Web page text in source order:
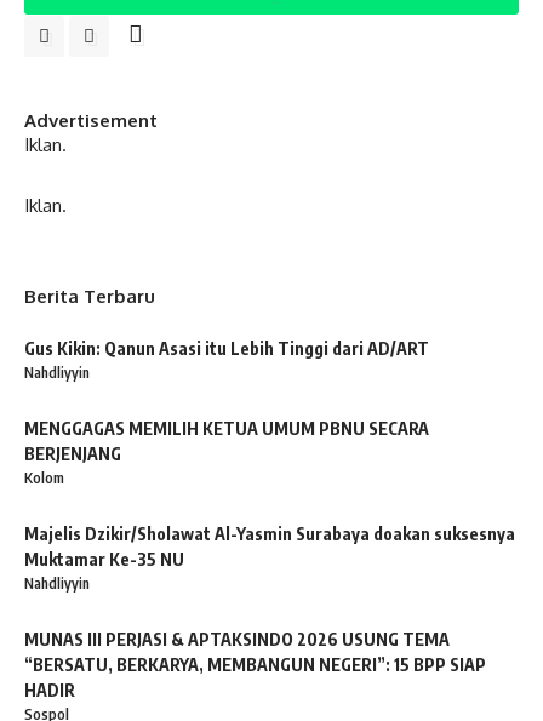
Advertisement
Iklan.
Iklan.
Berita Terbaru
Gus Kikin: Qanun Asasi itu Lebih Tinggi dari AD/ART
Nahdliyyin
MENGGAGAS MEMILIH KETUA UMUM PBNU SECARA
BERJENJANG
Kolom
Majelis Dzikir/Sholawat Al-Yasmin Surabaya doakan suksesnya
Muktamar Ke-35 NU
Nahdliyyin
MUNAS III PERJASI & APTAKSINDO 2026 USUNG TEMA
“BERSATU, BERKARYA, MEMBANGUN NEGERI”: 15 BPP SIAP
HADIR
Sospol